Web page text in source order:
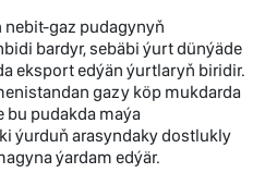
gaz pudagynyň
bardyr, sebäbi ýurt dünýäde
eksport edýän ýurtlaryň biridir.
gazy köp mukdarda
bu pudakda maýa
ýurduň arasyndaky dostlukly
ýardam edýär.